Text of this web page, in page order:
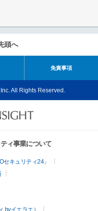
頭へ
免責事項
All Rights Reserved.
ィ事業について
キュリティ24」
byイエラエ）